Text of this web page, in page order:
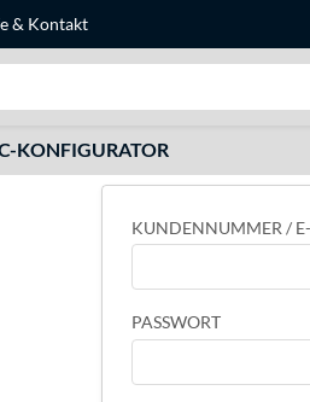
& Kontakt
KONFIGURATOR
KUNDENNUMMER /
PASSWORT